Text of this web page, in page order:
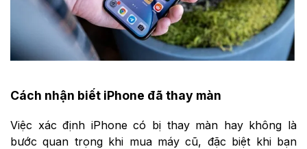
Cách nhận biết iPhone đã thay màn
Việc xác định iPhone có bị thay màn hay không là
bước quan trọng khi mua máy cũ, đặc biệt khi bạn